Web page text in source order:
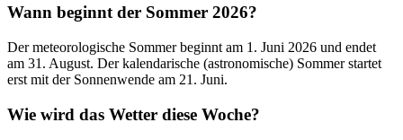
Wann beginnt der Sommer 2026?
Der meteorologische Sommer beginnt am 1. Juni 2026 und endet
am 31. August. Der kalendarische (astronomische) Sommer startet
erst mit der Sonnenwende am 21. Juni.
Wie wird das Wetter diese Woche?